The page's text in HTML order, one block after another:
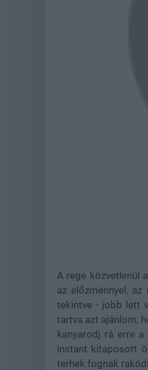
A rege közvetlenül
az előzménnyel,
tekintve - jobb lett
tartva azt ajánlom,
kanyarodj rá erre
instant kitaposott
terhek fognak